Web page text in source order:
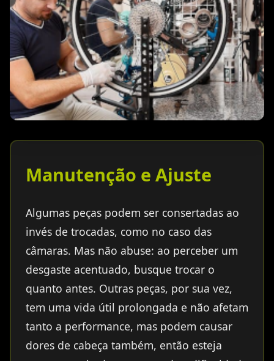
Manutenção e Ajuste
Algumas peças podem ser consertadas ao
invés de trocadas, como no caso das
câmaras. Mas não abuse: ao perceber um
desgaste acentuado, busque trocar o
quanto antes. Outras peças, por sua vez,
tem uma vida útil prolongada e não afetam
tanto a performance, mas podem causar
dores de cabeça também, então esteja